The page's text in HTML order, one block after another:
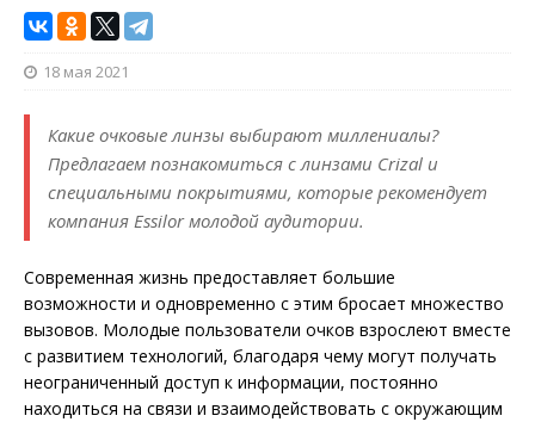
18 мая 2021
Какие очковые линзы выбирают миллениалы?
Предлагаем познакомиться с линзами Crizal и
специальными покрытиями, которые рекомендует
компания Essilor молодой аудитории.
Современная жизнь предоставляет большие
возможности и одно­временно с этим бросает множество
вызовов. Молодые пользователи очков взрослеют вместе
с развитием технологий, благодаря чему могут получать
неограниченный доступ к информации, постоянно
находиться на связи и взаимодействовать с окружающим